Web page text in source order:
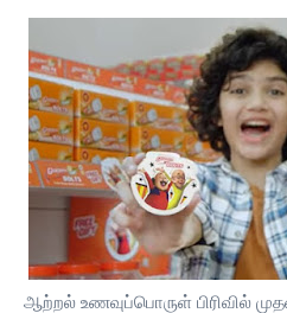
ஆற்றல் உணவுப்பொருள் பிரிவில்